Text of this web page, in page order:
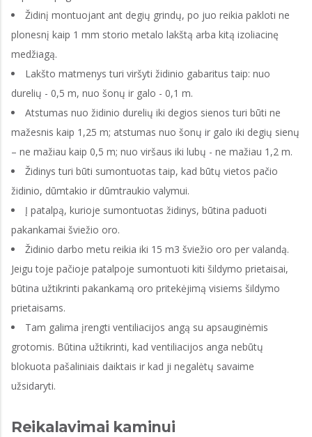
Židinį montuojant ant degių grindų, po juo reikia pakloti ne
plonesnį kaip 1 mm storio metalo lakštą arba kitą izoliacinę
medžiagą.
Lakšto matmenys turi viršyti židinio gabaritus taip: nuo
durelių - 0,5 m, nuo šonų ir galo - 0,1 m.
Atstumas nuo židinio durelių iki degios sienos turi būti ne
mažesnis kaip 1,25 m; atstumas nuo šonų ir galo iki degių sienų
– ne mažiau kaip 0,5 m; nuo viršaus iki lubų - ne mažiau 1,2 m.
Židinys turi būti sumontuotas taip, kad būtų vietos pačio
židinio, dūmtakio ir dūmtraukio valymui.
Į patalpą, kurioje sumontuotas židinys, būtina paduoti
pakankamai šviežio oro.
Židinio darbo metu reikia iki 15 m3 šviežio oro per valandą.
Jeigu toje pačioje patalpoje sumontuoti kiti šildymo prietaisai,
būtina užtikrinti pakankamą oro pritekėjimą visiems šildymo
prietaisams.
Tam galima įrengti ventiliacijos angą su apsauginėmis
grotomis. Būtina užtikrinti, kad ventiliacijos anga nebūtų
blokuota pašaliniais daiktais ir kad ji negalėtų savaime
užsidaryti.
Reikalavimai kaminui